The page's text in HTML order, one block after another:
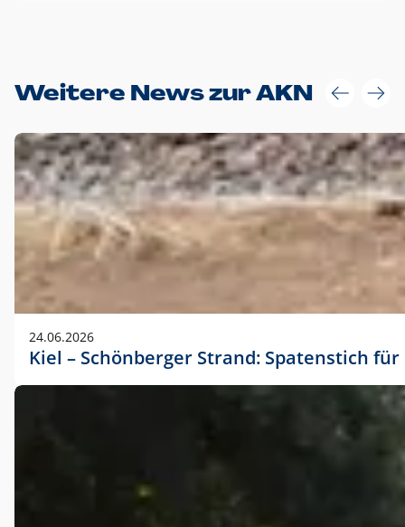
Weitere News zur AKN
24.06.2026
Kiel – Schönberger Strand: Spatenstich